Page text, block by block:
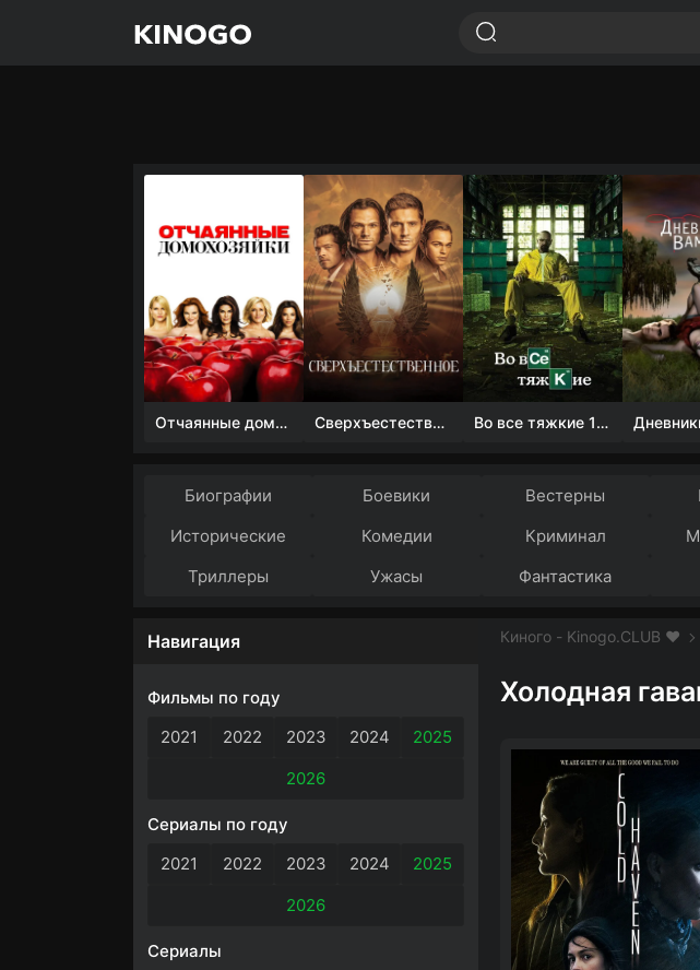
Отчаянные домохозяйки (1 сезон) Сверхъестественное Во все тяжкие 1-5 сезон
Биографии Боевики Вестерны
Исторические
Комедии Криминал
Триллеры
Ужасы Фантастика
Киного - Kinogo.CLUB ❤️
Холодная
Навигация
Фильмы по году
2021
2022 2023 2024
2025
2026
Сериалы по году
2021
2022 2023 2024
2025
2026
Сериалы